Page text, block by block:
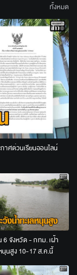
าศด่วนเรียนออนไลน์
6 จังหวัด - กทม. เฝ้า
นุนสูง 10-17 ส.ค.นี้
ทั้งหมด